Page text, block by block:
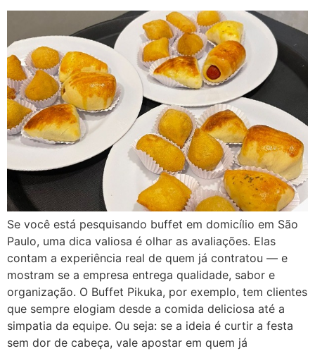
Se você está pesquisando buffet em domicílio em São
Paulo, uma dica valiosa é olhar as avaliações. Elas
contam a experiência real de quem já contratou — e
mostram se a empresa entrega qualidade, sabor e
organização. O Buffet Pikuka, por exemplo, tem clientes
que sempre elogiam desde a comida deliciosa até a
simpatia da equipe. Ou seja: se a ideia é curtir a festa
sem dor de cabeça, vale apostar em quem já